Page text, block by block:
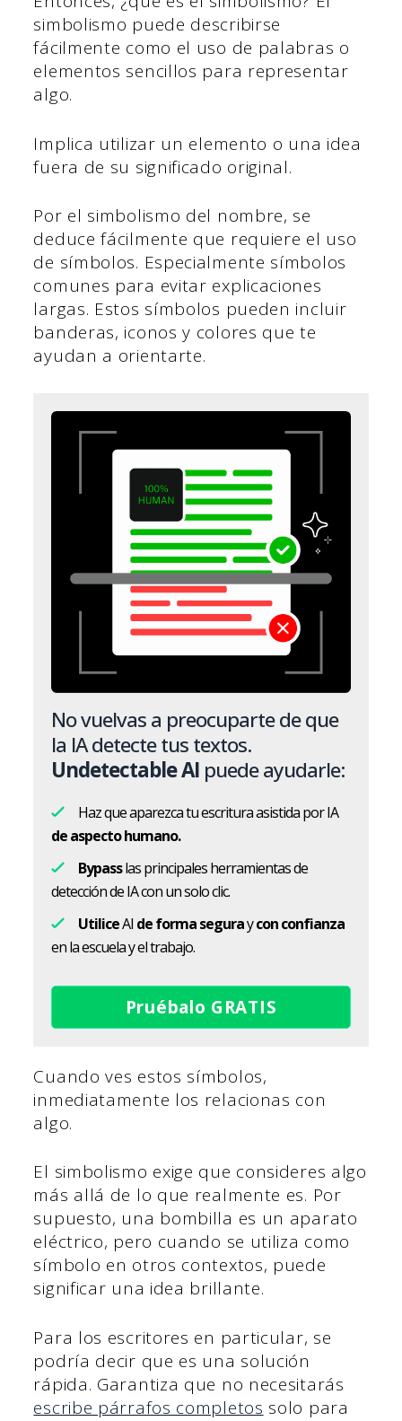
simbolismo puede describirse
fácilmente como el uso de palabras o
elementos sencillos para representar
algo.
Implica utilizar un elemento o una idea
fuera de su significado original.
Por el simbolismo del nombre, se
deduce fácilmente que requiere el uso
de símbolos. Especialmente símbolos
comunes para evitar explicaciones
largas. Estos símbolos pueden incluir
banderas, iconos y colores que te
ayudan a orientarte.
No vuelvas a preocuparte de que
la IA detecte tus textos.
Undetectable AI puede ayudarle:
Haz que aparezca tu escritura asistida por IA
de aspecto humano.
Bypasslas principales herramientas de
detección de IA con un solo clic.
UtiliceAI de forma seguraycon confianza
en la escuela y el trabajo.
Pruébalo GRATIS
Cuando ves estos símbolos,
inmediatamente los relacionas con
algo.
El simbolismo exige que consideres algo
más allá de lo que realmente es. Por
supuesto, una bombilla es un aparato
eléctrico, pero cuando se utiliza como
símbolo en otros contextos, puede
significar una idea brillante.
Para los escritores en particular, se
podría decir que es una solución
rápida. Garantiza que no necesitarás
escribe párrafos completos solo para